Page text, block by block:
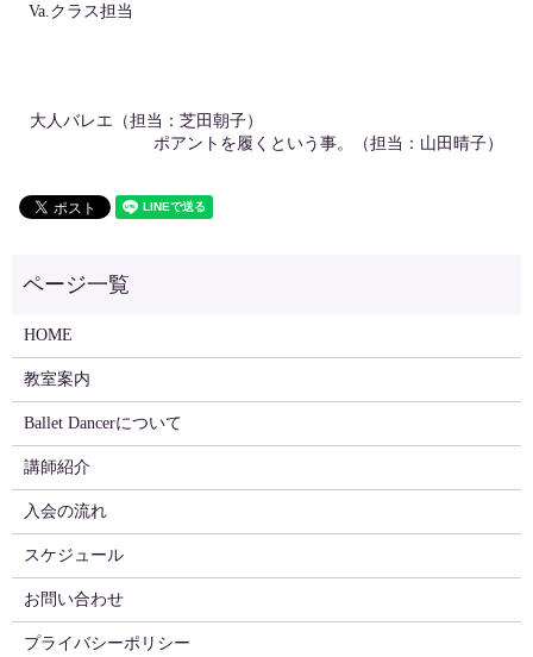
Va.クラス担当
大人バレエ（担当：芝田朝子）
ポアントを履くという事。（担当：山田晴子）
HOME
教室案内
Ballet Dancerについて
講師紹介
入会の流れ
スケジュール
お問い合わせ
プライバシーポリシー